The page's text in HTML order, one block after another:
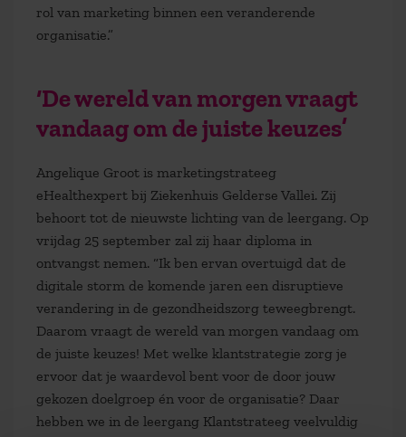
rol van marketing binnen een veranderende
organisatie.”
‘De wereld van morgen vraagt
vandaag om de juiste keuzes’
Angelique Groot is marketingstrateeg
eHealthexpert bij Ziekenhuis Gelderse Vallei. Zij
behoort tot de nieuwste lichting van de leergang. Op
vrijdag 25 september zal zij haar diploma in
ontvangst nemen. “Ik ben ervan overtuigd dat de
digitale storm de komende jaren een disruptieve
verandering in de gezondheidszorg teweegbrengt.
Daarom vraagt de wereld van morgen vandaag om
de juiste keuzes! Met welke klantstrategie zorg je
ervoor dat je waardevol bent voor de door jouw
gekozen doelgroep én voor de organisatie? Daar
hebben we in de leergang Klantstrateeg veelvuldig